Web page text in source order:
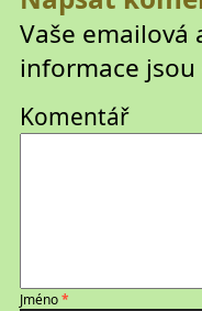
Vaše emailová
informace jsou
Komentář
Jméno*